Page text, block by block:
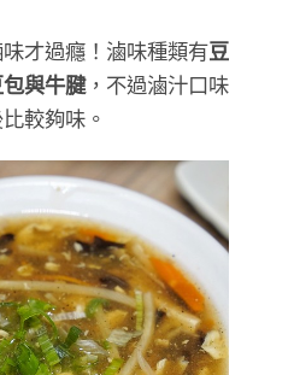
才過癮！滷味種類有豆
與牛腱，不過滷汁口味
較夠味。